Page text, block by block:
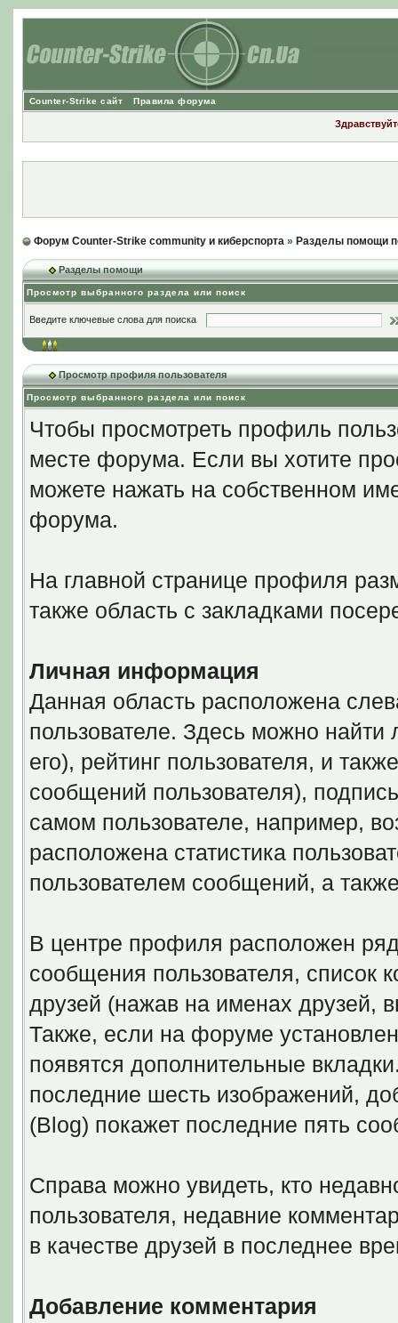
Counter-Strike сайт Правила форума
Форум Counter-Strike community и киберспорта» Разделы помощи
Разделы помощи
Просмотр выбранного раздела или поиск
Введите ключевые слова для поиска
Просмотр профиля пользователя
Просмотр выбранного раздела или поиск
Чтобы просмотреть профиль
месте форума. Если вы хотите
можете нажать на собственном
форума.
На главной странице профиля
также область с закладками
Личная информация
Данная область расположена
пользователе. Здесь можно найти
его), рейтинг пользователя, и
сообщений пользователя),
самом пользователе, например,
расположена статистика
пользователем сообщений, а
В центре профиля расположен
сообщения пользователя, список
друзей (нажав на именах друзей,
Также, если на форуме
появятся дополнительные
последние шесть изображений,
(Blog) покажет последние пять
Справа можно увидеть, кто
пользователя, недавние
в качестве друзей в последнее
Добавление комментария